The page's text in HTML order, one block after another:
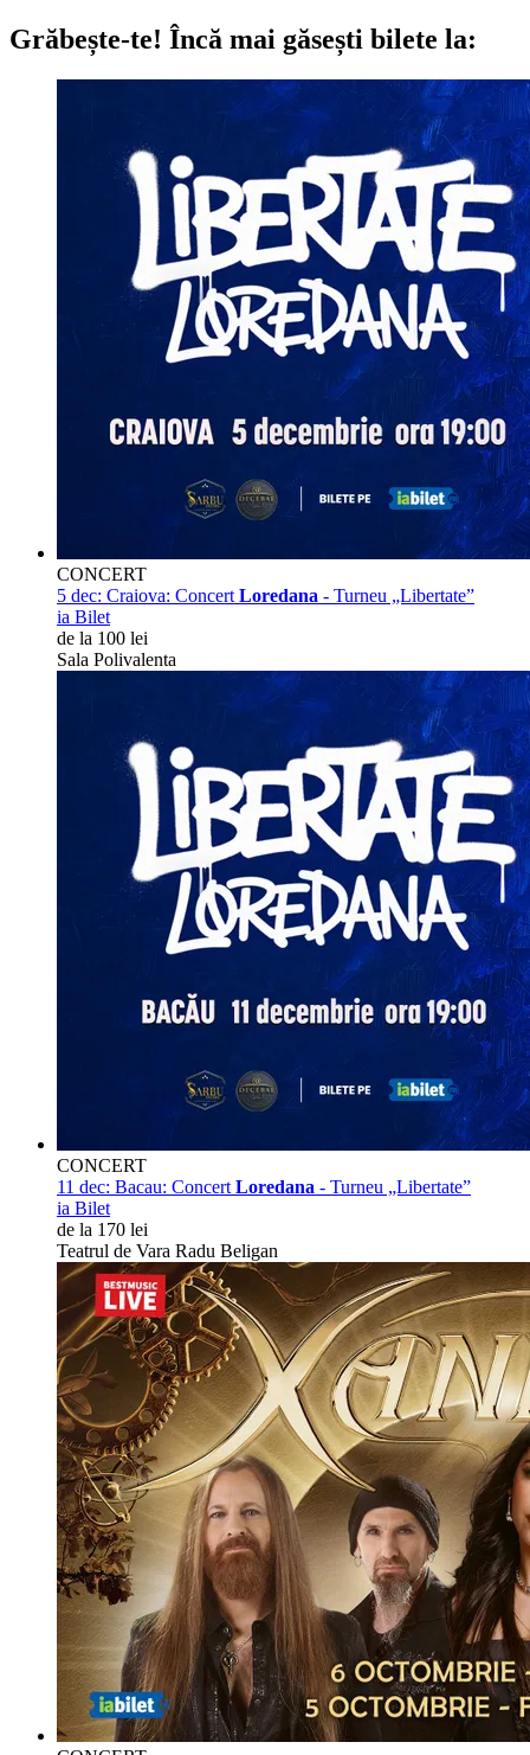
Grăbește-te! Încă mai găsești bilete la:
CONCERT
5 dec: Craiova: Concert Loredana - Turneu „Libertate”
ia Bilet
de la 100 lei
Sala Polivalenta
CONCERT
11 dec: Bacau: Concert Loredana - Turneu „Libertate”
ia Bilet
de la 170 lei
Teatrul de Vara Radu Beligan